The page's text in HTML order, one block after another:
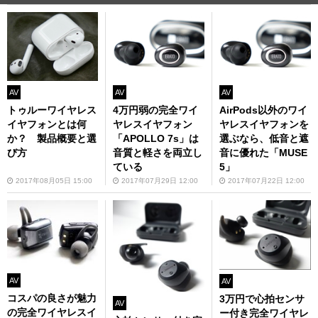
AV
トゥルーワイヤレス
イヤフォンとは何
か？ 製品概要と選
び方
2017年08月05日 15:00
AV
4万円弱の完全ワイ
ヤレスイヤフォン
「APOLLO 7s」は
音質と軽さを両立し
ている
2017年07月29日 12:00
AV
AirPods以外のワイ
ヤレスイヤフォンを
選ぶなら、低音と遮
音に優れた「MUSE
5」
2017年07月22日 12:00
AV
コスパの良さが魅力
の完全ワイヤレスイ
AV
AV
3万円で心拍センサ
ー付き完全ワイヤレ